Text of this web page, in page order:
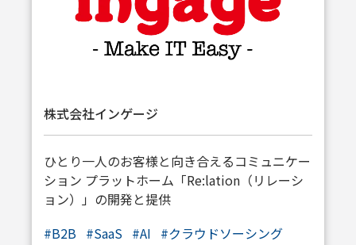
株式会社インゲージ
ひとり一人のお客様と向き合えるコミュニケー
ション プラットホーム「Re:lation（リレーシ
ョン）」の開発と提供
#B2B #SaaS #AI #クラウドソーシング